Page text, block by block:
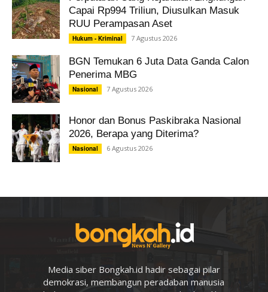
Capai Rp994 Triliun, Diusulkan Masuk
RUU Perampasan Aset
Hukum - Kriminal 7 Agustus 2026
BGN Temukan 6 Juta Data Ganda Calon
Penerima MBG
Nasional 7 Agustus 2026
Honor dan Bonus Paskibraka Nasional
2026, Berapa yang Diterima?
Nasional 6 Agustus 2026
Media siber Bongkah.id hadir sebagai pilar
demokrasi, membangun peradaban manusia